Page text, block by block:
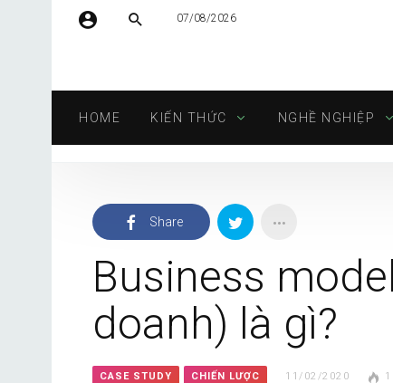
Mật khẩu
Tự động đăng nhập
07/08/2026
HOME KIẾN THỨC NGHỀ NGHIỆP
Share
Business
doanh) là gì?
CASE STUDY CHIẾN LƯỢC 11/02/2020